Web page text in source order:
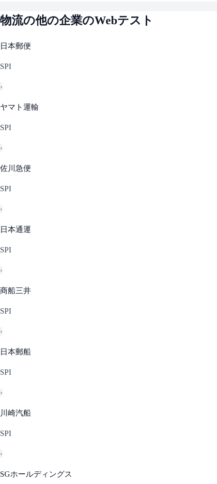
物流の他の企業のWebテスト
日本郵便
SPI
›
ヤマト運輸
SPI
›
佐川急便
SPI
›
日本通運
SPI
›
商船三井
SPI
›
日本郵船
SPI
›
川崎汽船
SPI
›
SGホールディングス